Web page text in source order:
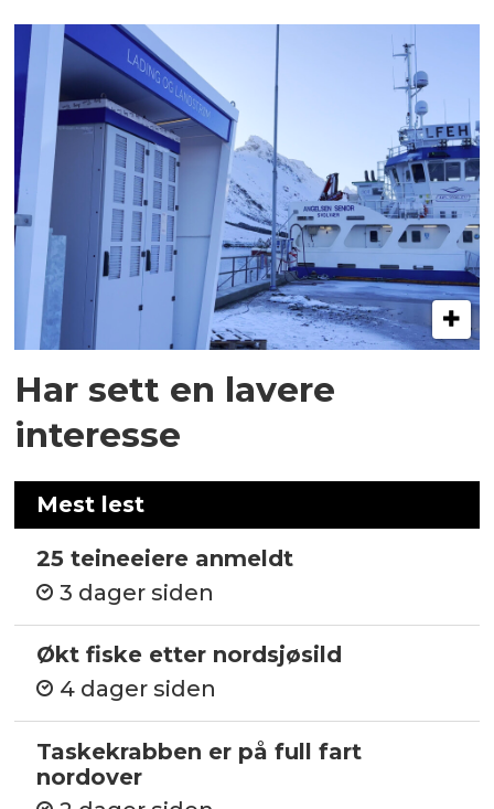
Har sett en lavere
interesse
Mest lest
25 teineeiere anmeldt
3 dager siden
Økt fiske etter nordsjøsild
4 dager siden
Taskekrabben er på full fart
nordover